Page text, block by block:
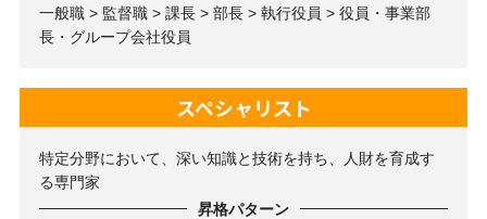
一般職 > 監督職 > 課長 > 部長 > 執行役員 > 役員・事業部
長・グループ会社役員
スペシャリスト
特定分野において、深い知識と技術を持ち、人財を育成す
る専門家
昇格パターン